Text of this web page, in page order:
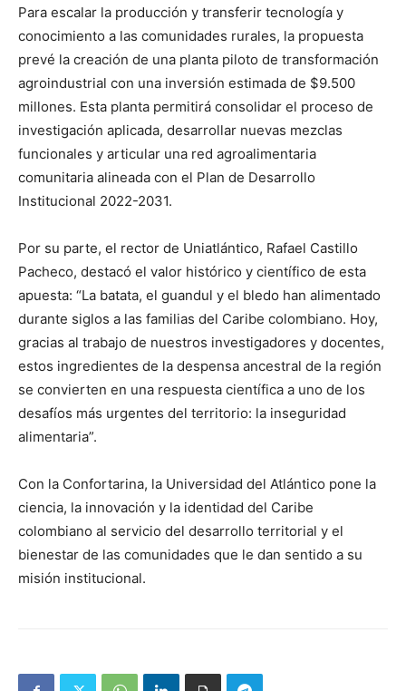
Para escalar la producción y transferir tecnología y
conocimiento a las comunidades rurales, la propuesta
prevé la creación de una planta piloto de transformación
agroindustrial con una inversión estimada de $9.500
millones. Esta planta permitirá consolidar el proceso de
investigación aplicada, desarrollar nuevas mezclas
funcionales y articular una red agroalimentaria
comunitaria alineada con el Plan de Desarrollo
Institucional 2022-2031.
Por su parte, el rector de Uniatlántico, Rafael Castillo
Pacheco, destacó el valor histórico y científico de esta
apuesta: “La batata, el guandul y el bledo han alimentado
durante siglos a las familias del Caribe colombiano. Hoy,
gracias al trabajo de nuestros investigadores y docentes,
estos ingredientes de la despensa ancestral de la región
se convierten en una respuesta científica a uno de los
desafíos más urgentes del territorio: la inseguridad
alimentaria”.
Con la Confortarina, la Universidad del Atlántico pone la
ciencia, la innovación y la identidad del Caribe
colombiano al servicio del desarrollo territorial y el
bienestar de las comunidades que le dan sentido a su
misión institucional.